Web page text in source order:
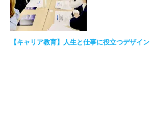
【キャリア教育】人生と仕事に役立つデザイン